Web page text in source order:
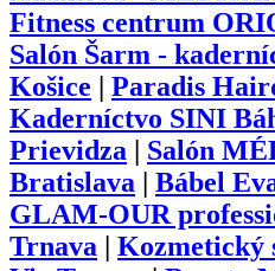
Fitness centrum
Salón Šarm -
Košice
Paradis
Kaderníctvo SINI
Prievidza
Salón
Bratislava
Bábel
GLAM-OUR
Trnava
Kozmetický